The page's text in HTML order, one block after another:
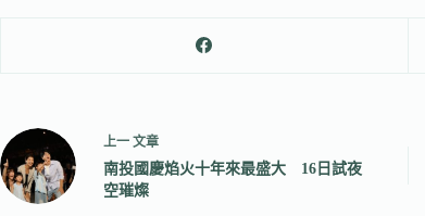
上一 文章
南投國慶焰火十年來最盛大 16日試夜
空璀燦